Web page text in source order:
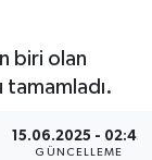
biri olan
tamamladı.
15.06.2025 - 02:43
GÜNCELLEME